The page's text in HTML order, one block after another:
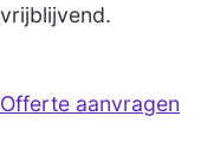
vrijblijvend.
Offerte aanvragen